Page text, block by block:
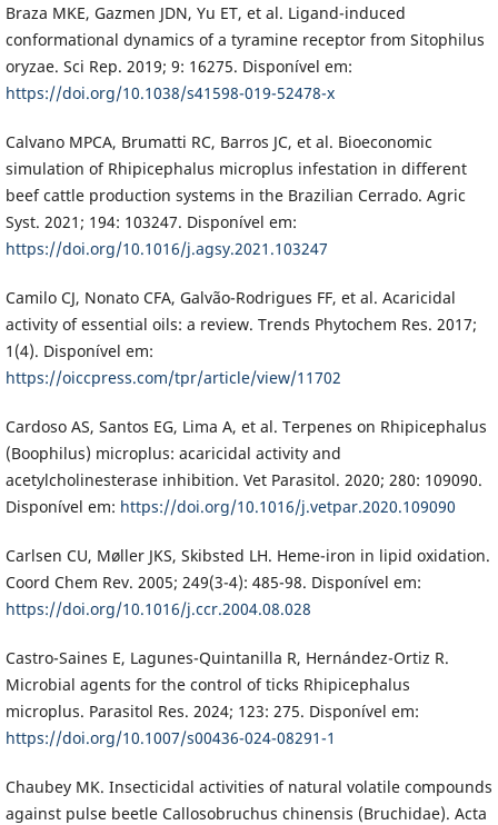
Braza MKE, Gazmen JDN, Yu ET, et al. Ligand-induced
conformational dynamics of a tyramine receptor from Sitophilus
oryzae. Sci Rep. 2019; 9: 16275. Disponível em:
https://doi.org/10.1038/s41598-019-52478-x
Calvano MPCA, Brumatti RC, Barros JC, et al. Bioeconomic
simulation of Rhipicephalus microplus infestation in different
beef cattle production systems in the Brazilian Cerrado. Agric
Syst. 2021; 194: 103247. Disponível em:
https://doi.org/10.1016/j.agsy.2021.103247
Camilo CJ, Nonato CFA, Galvão-Rodrigues FF, et al. Acaricidal
activity of essential oils: a review. Trends Phytochem Res. 2017;
1(4). Disponível em:
https://oiccpress.com/tpr/article/view/11702
Cardoso AS, Santos EG, Lima A, et al. Terpenes on Rhipicephalus
(Boophilus) microplus: acaricidal activity and
acetylcholinesterase inhibition. Vet Parasitol. 2020; 280: 109090.
Disponível em: https://doi.org/10.1016/j.vetpar.2020.109090
Carlsen CU, Møller JKS, Skibsted LH. Heme-iron in lipid oxidation.
Coord Chem Rev. 2005; 249(3-4): 485-98. Disponível em:
https://doi.org/10.1016/j.ccr.2004.08.028
Castro-Saines E, Lagunes-Quintanilla R, Hernández-Ortiz R.
Microbial agents for the control of ticks Rhipicephalus
microplus. Parasitol Res. 2024; 123: 275. Disponível em:
https://doi.org/10.1007/s00436-024-08291-1
Chaubey MK. Insecticidal activities of natural volatile compounds
against pulse beetle Callosobruchus chinensis (Bruchidae). Acta